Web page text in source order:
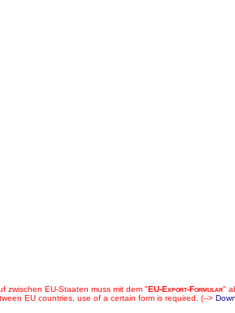
zwischen EU-Staaten muss mit dem "EU-Export-Formular"
EU countries, use of a certain form is required. (-->